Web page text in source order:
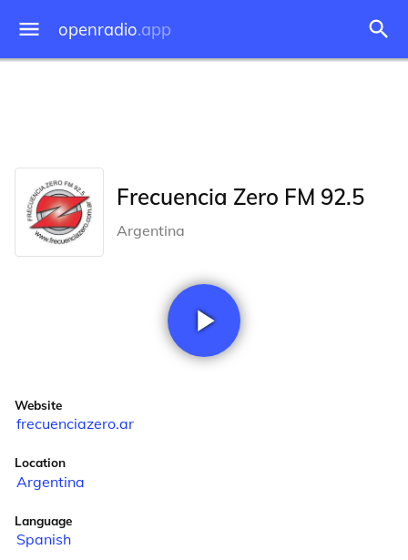
openradio.app
Frecuencia Zero FM 92.5
Argentina
Website
frecuenciazero.ar
Location
Argentina
Language
Spanish